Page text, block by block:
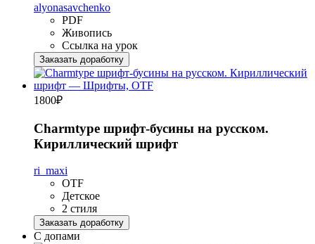
alyonasavchenko
PDF
Живопись
Ссылка на урок
Заказать доработку
1800₽
Charmtype шрифт-бусины на русском.
Кириллический шрифт
ri_maxi
OTF
Детское
2 стиля
Заказать доработку
С допами